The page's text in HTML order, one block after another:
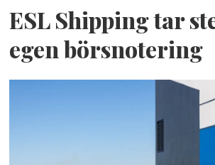
ESL Shipping tar
egen börsnotering